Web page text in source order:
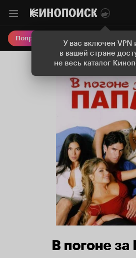
У вас включен VPN
в вашей стране
не весь каталог
Попробовать Плюс
В погоне за